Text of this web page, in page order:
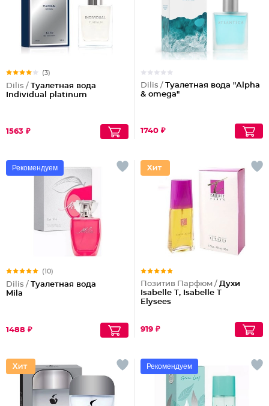
(3)
Dilis / Туалетная вода
Individual platinum
1563 ₽
Dilis / Туалетная вода "Alpha
& omega"
1740 ₽
Рекомендуем
(10)
Dilis / Туалетная вода
Mila
1488 ₽
Позитив Парфюм / Духи
Isabelle T, Isabelle T
Elysees
919 ₽
Рекомендуем